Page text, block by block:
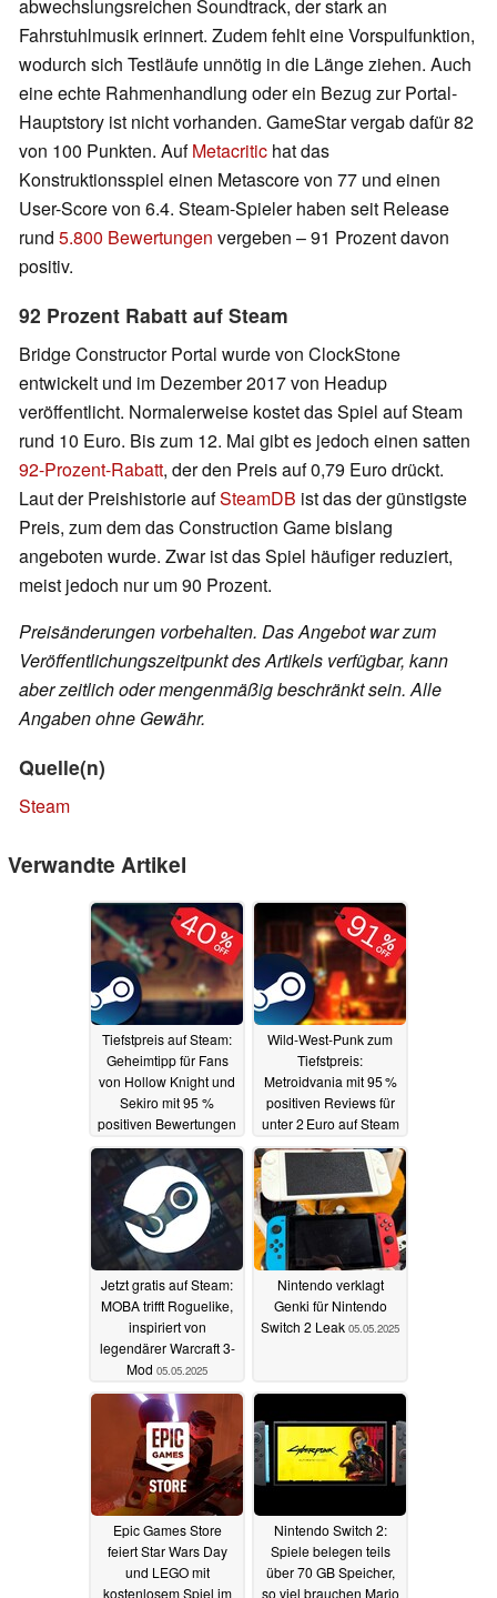
abwechslungsreichen Soundtrack, der stark an
Fahrstuhlmusik erinnert. Zudem fehlt eine Vorspulfunktion,
wodurch sich Testläufe unnötig in die Länge ziehen. Auch
eine echte Rahmenhandlung oder ein Bezug zur Portal-
Hauptstory ist nicht vorhanden. GameStar vergab dafür 82
von 100 Punkten. AufMetacritic hat das
Konstruktionsspiel einen Metascore von 77 und einen
User-Score von 6.4. Steam-Spieler haben seit Release
rund 5.800 Bewertungen vergeben – 91 Prozent davon
positiv.
92 Prozent Rabatt auf Steam
Bridge Constructor Portal wurde von ClockStone
entwickelt und im Dezember 2017 von Headup
veröffentlicht. Normalerweise kostet das Spiel auf Steam
rund 10 Euro. Bis zum 12. Mai gibt es jedoch einen satten
92-Prozent-Rabatt, der den Preis auf 0,79 Euro drückt.
Laut der Preishistorie aufSteamDB ist das der günstigste
Preis, zum dem das Construction Game bislang
angeboten wurde. Zwar ist das Spiel häufiger reduziert,
meist jedoch nur um 90 Prozent.
Preisänderungen vorbehalten. Das Angebot war zum
Veröffentlichungszeitpunkt des Artikels verfügbar, kann
aber zeitlich oder mengenmäßig beschränkt sein. Alle
Angaben ohne Gewähr.
Quelle(n)
Steam
Verwandte Artikel
Tiefstpreis auf Steam:
Geheimtipp für Fans
von Hollow Knight und
Sekiro mit 95 %
positiven Bewertungen
im Sale06.05.2025
Wild-West-Punk zum
Tiefstpreis:
Metroidvania mit 95 %
positiven Reviews für
unter 2 Euro auf Steam
05.05.2025
Jetzt gratis auf Steam:
MOBA trifft Roguelike,
inspiriert von
legendärer Warcraft 3-
Mod 05.05.2025
Nintendo verklagt
Genki für Nintendo
Switch 2 Leak 05.05.2025
Epic Games Store
feiert Star Wars Day
und LEGO mit
kostenlosem Spiel im
Nintendo Switch 2:
Spiele belegen teils
über 70 GB Speicher,
so viel brauchen Mario